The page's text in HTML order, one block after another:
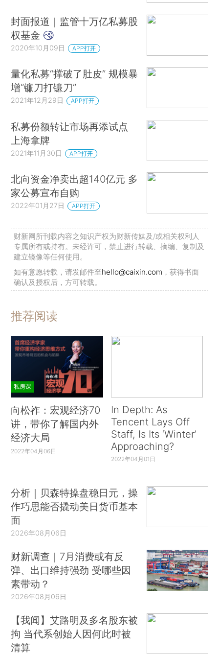
封面报道｜监管十万亿私募股
权基金
2020年10月09日 APP打开
量化私募“撑破了肚皮” 规模暴
增“镰刀打镰刀”
2021年12月29日 APP打开
私募份额转让市场再添试点
上海拿牌
2021年11月30日 APP打开
北向资金净卖出超140亿元 多
家公募宣布自购
2022年01月27日 APP打开
财新网所刊载内容之知识产权为财新传媒及/或相关权利人
专属所有或持有。未经许可，禁止进行转载、摘编、复制及
建立镜像等任何使用。
如有意愿转载，请发邮件至hello@caixin.com ，获得书面
确认及授权后，方可转载。
推荐阅读
私房课
向松祚：宏观经济70
讲，带你了解国内外
经济大局
2022年04月06日
In Depth: As
Tencent Lays Off
Staff, Is Its ‘Winter’
Approaching?
2022年04月01日
分析｜贝森特操盘稳日元，操
作巧思能否撬动美日货币基本
面
2026年08月06日
财新调查｜7月消费或有反
弹、出口维持强劲 受哪些因
素带动？
2026年08月06日
【我闻】艾路明及多名股东被
拘 当代系创始人因何此时被
清算